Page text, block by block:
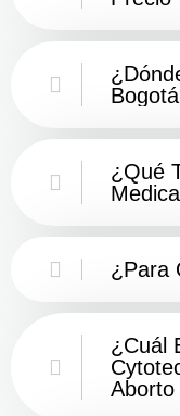
¿Qué
¿Para
¿Cuál
Aborto